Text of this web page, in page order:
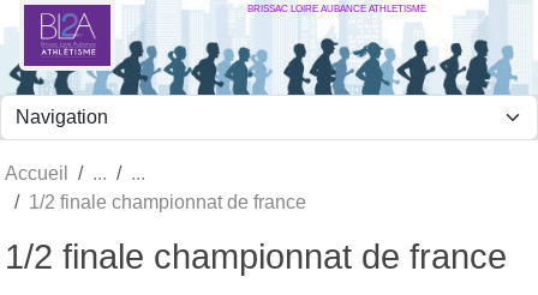
BRISSAC LOIRE AUBANCE ATHLETISME
Accueil
1/2 finale championnat de france
1/2 finale championnat de france
Panneau de gestion des cookies